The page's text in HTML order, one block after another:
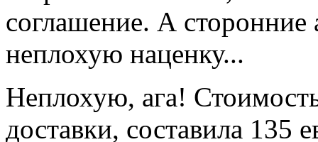
соглашение. А сторонние
неплохую наценку...
Неплохую, ага!
доставки, составила 135